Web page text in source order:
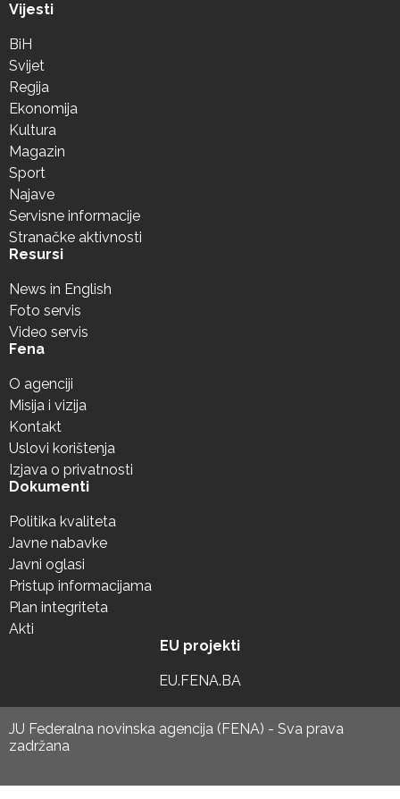
Vijesti
BiH
Svijet
Regija
Ekonomija
Kultura
Magazin
Sport
Najave
Servisne informacije
Stranačke aktivnosti
Resursi
News in English
Foto servis
Video servis
Fena
O agenciji
Misija i vizija
Kontakt
Uslovi korištenja
Izjava o privatnosti
Dokumenti
Politika kvaliteta
Javne nabavke
Javni oglasi
Pristup informacijama
Plan integriteta
Akti
EU projekti
EU.FENA.BA
JU Federalna novinska agencija (FENA) - Sva prava
zadržana